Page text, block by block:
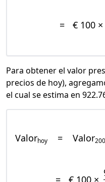
= € 100 ×
Para obtener el valor
precios de hoy),
el cual se estima en
Valorhoy = Valor
= € 100 ×